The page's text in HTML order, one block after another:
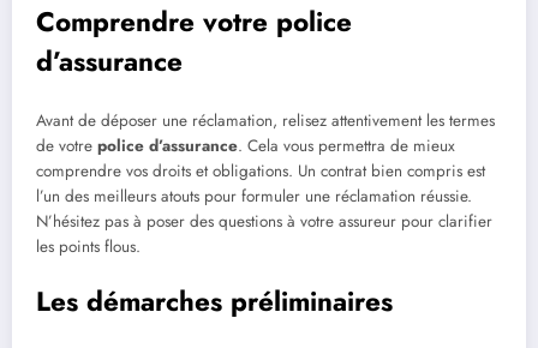
Comprendre votre police
d’assurance
Avant de déposer une réclamation, relisez attentivement les termes
de votre police d’assurance. Cela vous permettra de mieux
comprendre vos droits et obligations. Un contrat bien compris est
l’un des meilleurs atouts pour formuler une réclamation réussie.
N’hésitez pas à poser des questions à votre assureur pour clarifier
les points flous.
Les démarches préliminaires